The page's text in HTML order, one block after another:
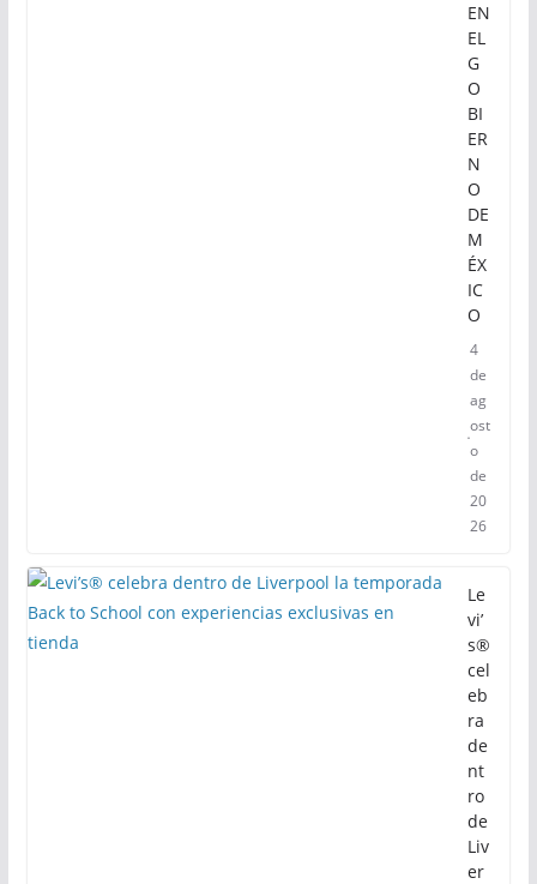
EN
EL
G
O
BI
ER
N
O
DE
M
ÉX
IC
O
4
de
ag
ost
o
de
20
26
Le
vi’
s®
cel
eb
ra
de
nt
ro
de
Liv
er